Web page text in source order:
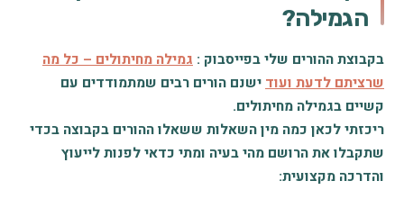
הגמילה?
בקבוצת ההורים שלי בפייסבוק : גמילה מחיתולים – כל מה
שרציתם לדעת ועודישנם הורים רבים שמתמודדים עם
קשיים בגמילה מחיתולים.
ריכזתי לכאן כמה מין השאלות ששאלו ההורים בקבוצה בכדי
שתקבלו את הרושם מהי בעיה ומתי כדאי לפנות לייעוץ
והדרכה מקצועית: